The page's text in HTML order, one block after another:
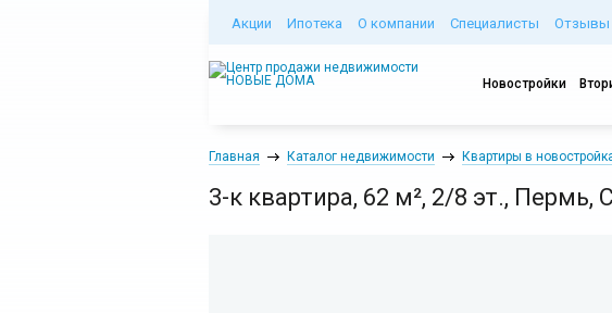
Акции Ипотека О компании Специалисты Отзывы
Новостройки
Главная Каталог недвижимости Квартиры в
3-к квартира, 62 м², 2/8 эт., Пермь,